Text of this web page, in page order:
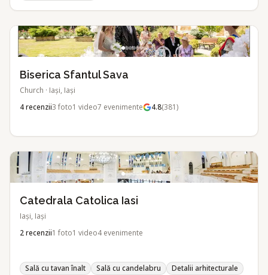
Biserica Sfantul Sava
Church · Iași, Iași
4recenzii3 foto1 video7 evenimente 4.8(381)
Catedrala Catolica Iasi
Iași, Iași
2recenzii1 foto1 video4evenimente
Sală cu tavan înalt Sală cu candelabru Detalii arhitecturale